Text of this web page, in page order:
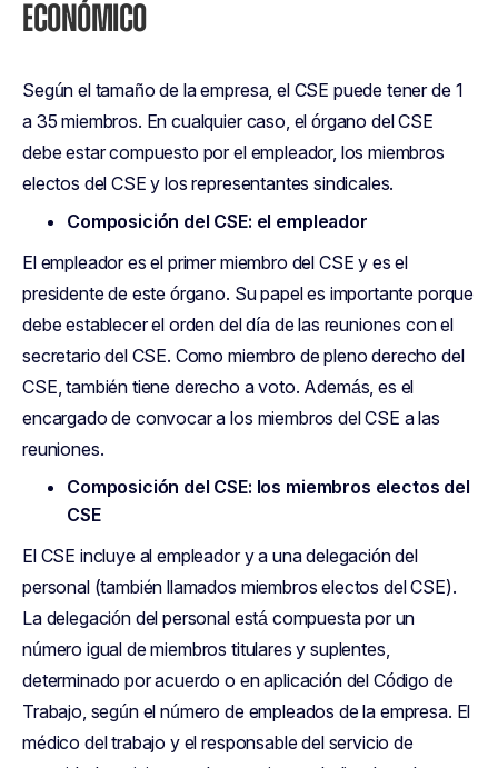
ECONÓMICO
Según el tamaño de la empresa, el CSE puede tener de 1
a 35 miembros. En cualquier caso, el órgano del CSE
debe estar compuesto por el empleador, los miembros
electos del CSE y los representantes sindicales.
Composición del CSE: el empleador
El empleador es el primer miembro del CSE y es el
presidente de este órgano. Su papel es importante porque
debe establecer el orden del día de las reuniones con el
secretario del CSE. Como miembro de pleno derecho del
CSE, también tiene derecho a voto. Además, es el
encargado de convocar a los miembros del CSE a las
reuniones.
Composición del CSE: los miembros electos del
CSE
El CSE incluye al empleador y a una delegación del
personal (también llamados miembros electos del CSE).
La delegación del personal está compuesta por un
número igual de miembros titulares y suplentes,
determinado por acuerdo o en aplicación del Código de
Trabajo, según el número de empleados de la empresa. El
médico del trabajo y el responsable del servicio de